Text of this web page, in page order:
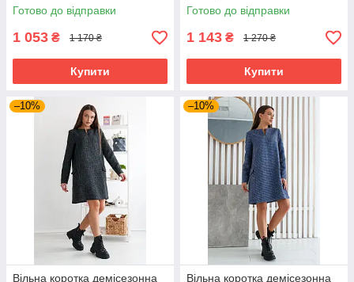
Готово до відправки
1 053 ₴ 1 170 ₴
Купити
Готово до відправки
1 143 ₴ 1 270 ₴
Купити
–10%
Вільна коротка демісезонна
–10%
Вільна коротка демісезонна